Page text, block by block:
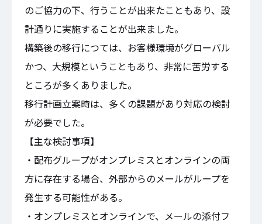
のご協力の下、行うことが出来たこともあり、設
計通りに実施することが出来ました。
構築後の移行につては、お客様環境がグローバル
かつ、大規模ということもあり、非常に苦労する
ところが多くありました。
移行計画立案時は、多くの課題があり対応の検討
が必要でした。
【主な検討事項】
・配布グループがオンプレミスとオンラインの両
方に存在する場合、外部からのメールがループを
発生する可能性がある。
・オンプレミスとオンラインで、メールの添付フ